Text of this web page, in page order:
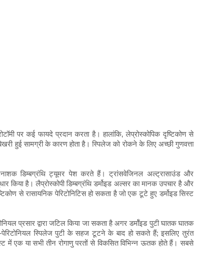
पर कई फायदे प्रदान करता है। हालांकि, लेप्रोस्कोपिक दृष्टिकोण से
हुई सामग्री के कारण होता है। स्पिलेज को रोकने के लिए अच्छी गुणवत्ता
डिम्बग्रंथि ट्यूमर पेश करते हैं। ट्रांसवेजिनल अल्ट्रासाउंड और
किया है। लैप्रोस्कोपी डिम्बग्रंथि डर्मोइड अल्सर का मानक उपचार है और
से रासायनिक पेरिटोनिटिस हो सकता है जो एक टूटे हुए डर्मोइड सिस्ट
प्रसार द्वारा जटिल किया जा सकता है अगर डर्मॉइड पुटी घातक घातक
पेरिटोनियल स्पिलेज पुटी के सहज टूटने के बाद हो सकते हैं; इसलिए तुरंत
में एक या सभी तीन रोगाणु परतों से विकसित विभिन्न ऊतक होते हैं। सबसे